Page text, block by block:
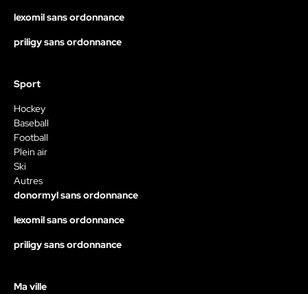
lexomil sans ordonnance
priligy sans ordonnance
Sport
Hockey
Baseball
Football
Plein air
Ski
Autres
donormyl sans ordonnance
lexomil sans ordonnance
priligy sans ordonnance
Ma ville